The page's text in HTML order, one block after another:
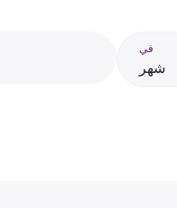
في
شهر